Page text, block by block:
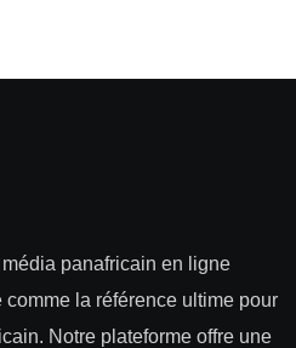
panafricain en ligne
la référence ultime pour
Notre plateforme offre une